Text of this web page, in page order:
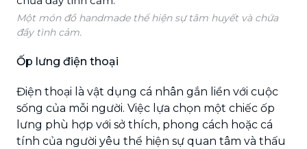
Một món đồ handmade thể hiện sự tâm huyết và chứa
đầy tình cảm.
Ốp lưng điện thoại
Điện thoại là vật dụng cá nhân gắn liền với cuộc
sống của mỗi người. Việc lựa chọn một chiếc ốp
lưng phù hợp với sở thích, phong cách hoặc cá
tính của người yêu thể hiện sự quan tâm và thấu